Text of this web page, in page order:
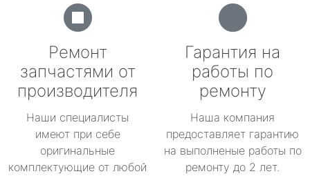
Ремонт
запчастями от
производителя
Наши специалисты
имеют при себе
оригинальные
комплектующие от любой
Гарантия на
работы по
ремонту
Наша компания
предоставляет гарантию
на выполненые работы по
ремонту до 2 лет.